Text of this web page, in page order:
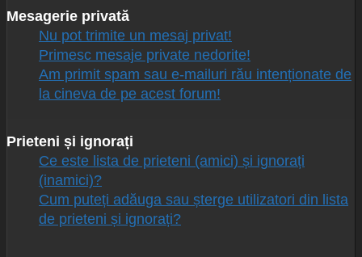
Mesagerie privată
Nu pot trimite un mesaj privat!
Primesc mesaje private nedorite!
Am primit spam sau e-mailuri rău intenționate de
la cineva de pe acest forum!
Prieteni și ignorați
Ce este lista de prieteni (amici) și ignorați
(inamici)?
Cum puteți adăuga sau șterge utilizatori din lista
de prieteni și ignorați?